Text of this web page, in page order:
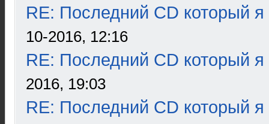
RE: Последний CD который я
10-2016, 12:16
RE: Последний CD который я
2016, 19:03
RE: Последний CD который я